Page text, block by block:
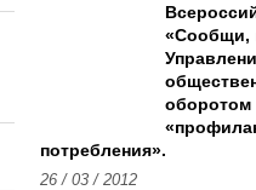
«Сообщи,
оборотом
потребления».
26 / 03 / 2012